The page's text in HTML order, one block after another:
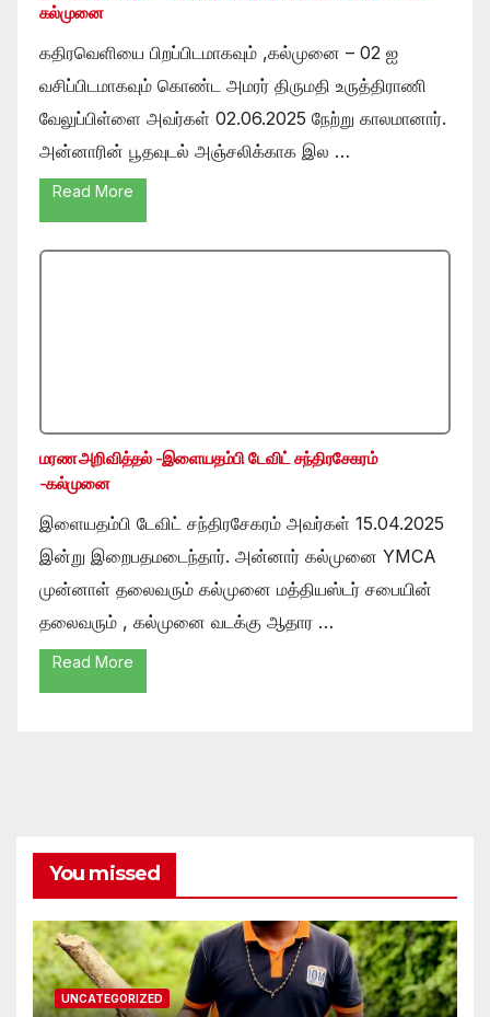
கல்முனை
கதிரவெளியை பிறப்பிடமாகவும் ,கல்முனை – 02 ஐ
வசிப்பிடமாகவும் கொண்ட அமரர் திருமதி உருத்திராணி
வேலுப்பிள்ளை அவர்கள் 02.06.2025 நேற்று காலமானார்.
அன்னாரின் பூதவுடல் அஞ்சலிக்காக இல …
Read More
மரண அறிவித்தல் -இளையதம்பி டேவிட் சந்திரசேகரம்
-கல்முனை
இளையதம்பி டேவிட் சந்திரசேகரம் அவர்கள் 15.04.2025
இன்று இறைபதமடைந்தார். அன்னார் கல்முனை YMCA
முன்னாள் தலைவரும் கல்முனை மத்தியஸ்டர் சபையின்
தலைவரும் , கல்முனை வடக்கு ஆதார …
Read More
You missed
UNCATEGORIZED